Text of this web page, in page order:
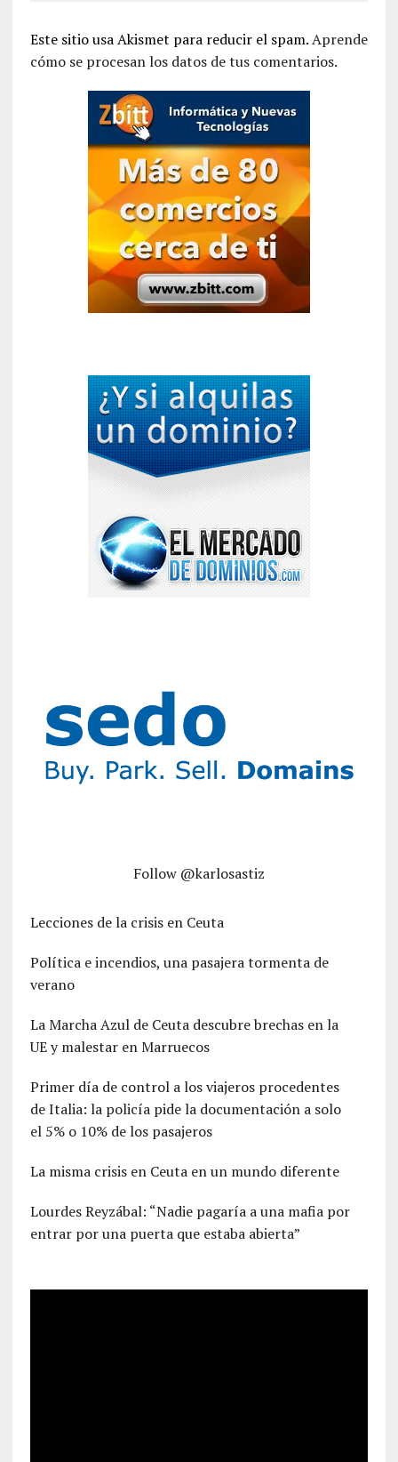
Este sitio usa Akismet para reducir el spam.Aprende
cómo se procesan los datos de tus comentarios.
Follow @karlosastiz
Lecciones de la crisis en Ceuta
Política e incendios, una pasajera tormenta de
verano
La Marcha Azul de Ceuta descubre brechas en la
UE y malestar en Marruecos
Primer día de control a los viajeros procedentes
de Italia: la policía pide la documentación a solo
el 5% o 10% de los pasajeros
La misma crisis en Ceuta en un mundo diferente
Lourdes Reyzábal: “Nadie pagaría a una mafia por
entrar por una puerta que estaba abierta”